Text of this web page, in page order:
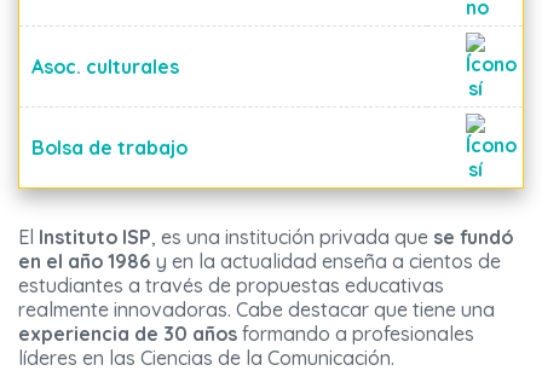
Asoc. culturales
Bolsa de trabajo
El Instituto ISP, es una institución privada que se fundó
en el año 1986 y en la actualidad enseña a cientos de
estudiantes a través de propuestas educativas
realmente innovadoras. Cabe destacar que tiene una
experiencia de 30 años formando a profesionales
líderes en las Ciencias de la Comunicación.